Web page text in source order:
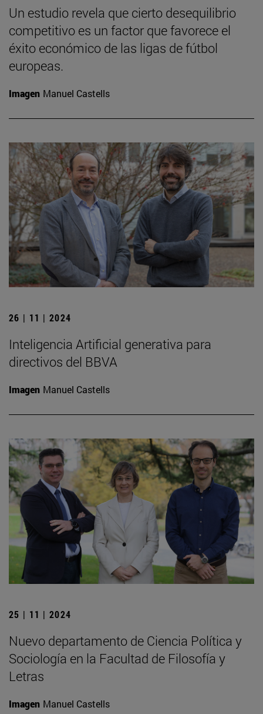
Un estudio revela que cierto desequilibrio
competitivo es un factor que favorece el
éxito económico de las ligas de fútbol
europeas.
Imagen Manuel Castells
26 | 11 | 2024
Inteligencia Artificial generativa para
directivos del BBVA
Imagen Manuel Castells
25 | 11 | 2024
Nuevo departamento de Ciencia Política y
Sociología en la Facultad de Filosofía y
Letras
Imagen Manuel Castells